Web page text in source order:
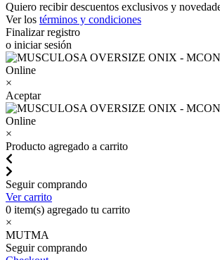
Quiero recibir descuentos exclusivos y
Ver los términos y condiciones
Finalizar registro
o iniciar sesión
×
Aceptar
×
Producto agregado a carrito
Seguir comprando
Ver carrito
0 item(s) agregado tu carrito
×
MUTMA
Seguir comprando